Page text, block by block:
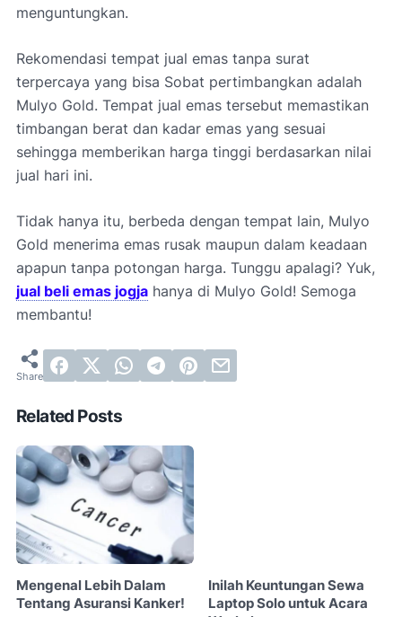
menguntungkan.
Rekomendasi tempat jual emas tanpa surat
terpercaya yang bisa Sobat pertimbangkan adalah
Mulyo Gold. Tempat jual emas tersebut memastikan
timbangan berat dan kadar emas yang sesuai
sehingga memberikan harga tinggi berdasarkan nilai
jual hari ini.
Tidak hanya itu, berbeda dengan tempat lain, Mulyo
Gold menerima emas rusak maupun dalam keadaan
apapun tanpa potongan harga. Tunggu apalagi? Yuk,
jual beli emas jogja hanya di Mulyo Gold! Semoga
membantu!
Related Posts
Mengenal Lebih Dalam
Tentang Asuransi Kanker!
Inilah Keuntungan Sewa
Laptop Solo untuk Acara